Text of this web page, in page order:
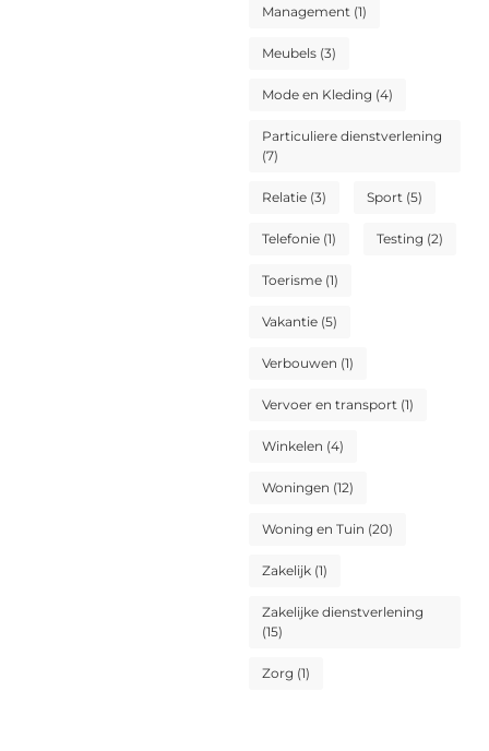
Management (1)
Meubels (3)
Mode en Kleding (4)
Particuliere dienstverlening
(7)
Relatie (3) Sport (5)
Telefonie (1) Testing (2)
Toerisme (1)
Vakantie (5)
Verbouwen (1)
Vervoer en transport (1)
Winkelen (4)
Woningen (12)
Woning en Tuin (20)
Zakelijk (1)
Zakelijke dienstverlening
(15)
Zorg (1)